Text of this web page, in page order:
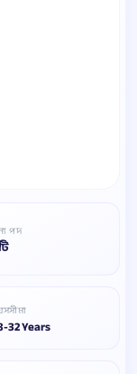
পদ
32 Years